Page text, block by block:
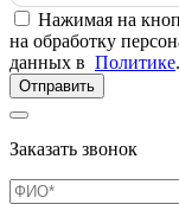
Нажимая на
на обработку
данных в Политике.
Отправить
Заказать звонок